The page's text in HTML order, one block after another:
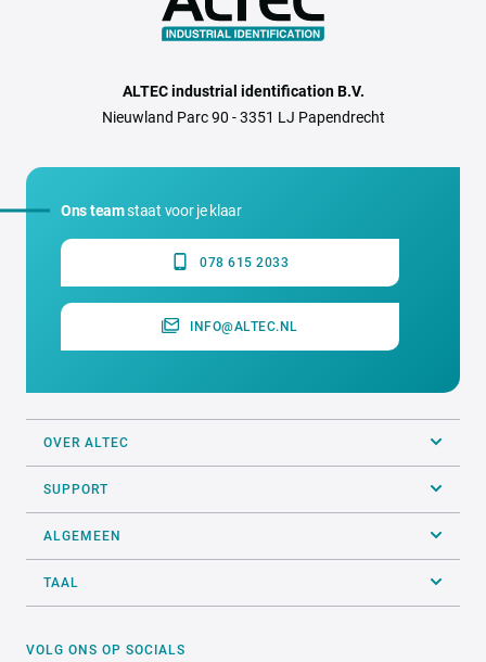
ALTEC industrial identification B.V.
Nieuwland Parc 90 - 3351 LJ Papendrecht
Ons teamstaat voor je klaar
078 615 2033
INFO@ALTEC.NL
OVER ALTEC
SUPPORT
ALGEMEEN
TAAL
VOLG ONS OP SOCIALS